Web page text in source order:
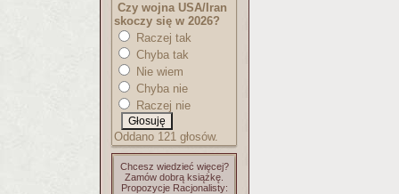
Czy wojna USA/Iran
skoczy się w 2026?
Raczej tak
Chyba tak
Nie wiem
Chyba nie
Raczej nie
Oddano 121 głosów.
Chcesz wiedzieć więcej?
Zamów dobrą książkę.
Propozycje Racjonalisty: